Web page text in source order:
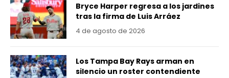
Bryce Harper regresa a los jardines
tras la firma de Luis Arráez
4 de agosto de 2026
Los Tampa Bay Rays arman en
silencio un roster contendiente